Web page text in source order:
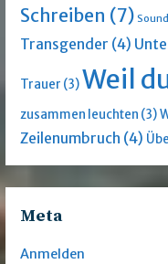
Schreiben (7)
Transgender (4)
Trauer (3)Weil
zusammen leuchten (3)
Zeilenumbruch (4)
Meta
Anmelden